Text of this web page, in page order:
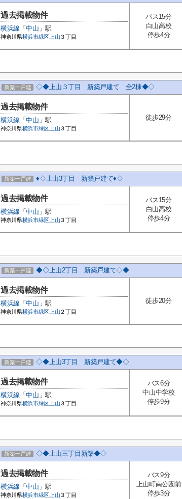
過去掲載物件
横浜線 「中山 」駅
神奈川県横浜市緑区 上山３丁目
バス15分
白山高校
停歩4分
新築一戸建 ◇◆上山３丁目 新築戸建て 全2棟◆◇
過去掲載物件
横浜線 「中山 」駅
神奈川県横浜市緑区 上山３丁目
徒歩29分
新築一戸建 ♦♢上山3丁目 新築戸建て♦♢
過去掲載物件
横浜線 「中山 」駅
神奈川県横浜市緑区 上山３丁目
バス15分
白山高校
停歩4分
新築一戸建 ◆◇上山2丁目 新築戸建て◇◆
過去掲載物件
横浜線 「中山 」駅
神奈川県横浜市緑区 上山 ２丁目
徒歩20分
新築一戸建 ◇◆上山3丁目 新築戸建て◆◇
過去掲載物件
横浜線 「中山 」駅
神奈川県横浜市緑区 上山３丁目
バス6分
中山中学校
停歩9分
新築一戸建 ◇◆上山三丁目新築◆◇
過去掲載物件
横浜線 「中山 」駅
神奈川県横浜市緑区 上山３丁目
バス9分
上山町南公園前
停歩3分